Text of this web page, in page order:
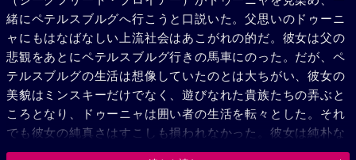
緒にペテルスブルグへ行こうと口説いた。父思いのドゥーニ
ャにもはなばなしい上流社会はあこがれの的だ。彼女は父の
悲観をあとにペテルスブルグ行きの馬車にのった。だが、ペ
テルスブルグの生活は想像していたのとは大ちがい、彼女の
美貌はミンスキーだけでなく、遊びなれた貴族たちの弄ぶと
ころとなり、ドゥーニャは囲い者の生活を転々とした。それ
でも彼女の純真さはすこしも損われなかった。彼女は純朴な
見習士官ミッチャ（ハンス・ホルト）に真の恋をおぼえ、今